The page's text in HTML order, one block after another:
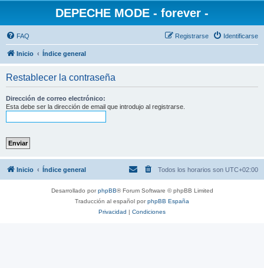
DEPECHE MODE - forever -
FAQ Identificarse
Registrarse
Inicio Índice general
Restablecer la contraseña
Dirección de correo electrónico:
Esta debe ser la dirección de email que introdujo al registrarse.
Inicio Índice general Todos los horarios son UTC+02:00
Desarrollado porphpBB® Forum Software © phpBB Limited
Traducción al español porphpBB España
Privacidad | Condiciones